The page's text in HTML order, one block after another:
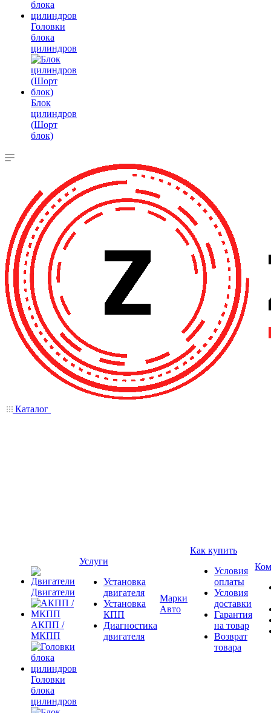
Головки
блока
цилиндров
Блок
цилиндров
(Шорт
блок)
Каталог
Двигатели
АКПП /
МКПП
Головки
блока
цилиндров
Услуги
Установка
двигателя
Установка
КПП
Диагностика
двигателя
Марки
Авто
Как купить
Условия
оплаты
Условия
доставки
Гарантия
на товар
Возврат
товара